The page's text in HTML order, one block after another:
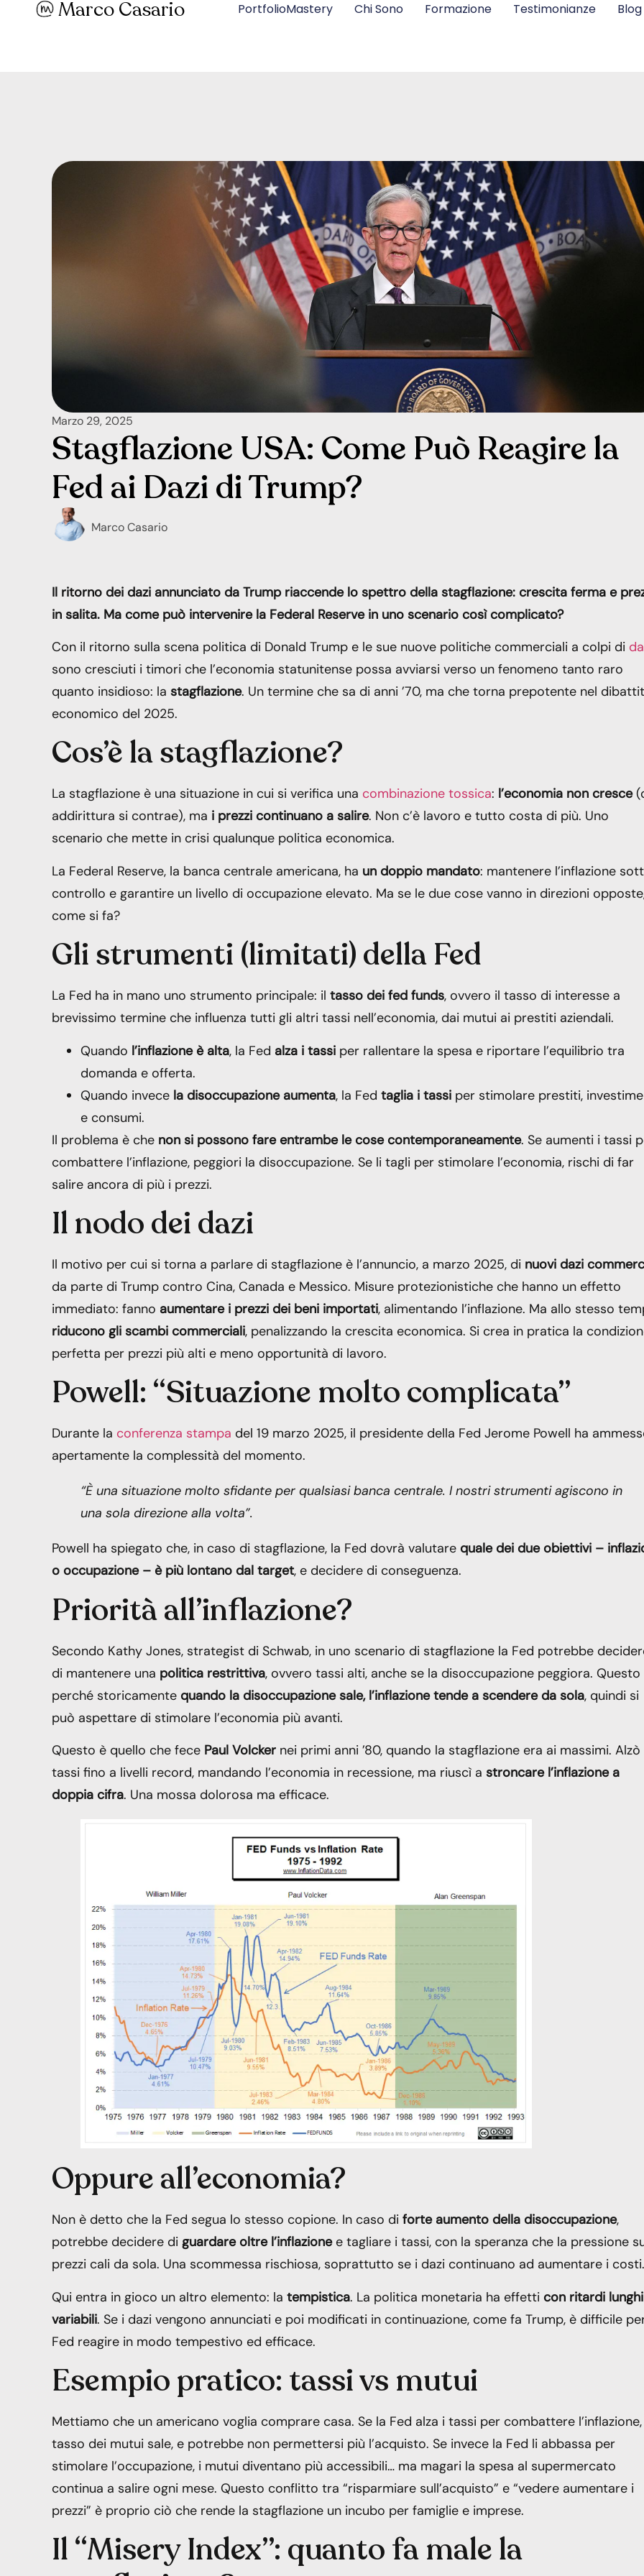
Marco Casario PortfolioMastery Chi Sono Formazione Testimonianze Blog
Marzo 29, 2025
Stagflazione USA: Come Può Reagire la
Fed ai Dazi di Trump?
Marco Casario
Il ritorno dei dazi annunciato da Trump riaccende lo spettro della stagflazione: crescita ferma e
in salita. Ma come può intervenire la Federal Reserve in uno scenario così complicato?
Con il ritorno sulla scena politica di Donald Trump e le sue nuove politiche commerciali a colpi di
sono cresciuti i timori che l’economia statunitense possa avviarsi verso un fenomeno tanto raro
quanto insidioso: la stagflazione. Un termine che sa di anni ’70, ma che torna prepotente nel
economico del 2025.
Cos’è la stagflazione?
La stagflazione è una situazione in cui si verifica una combinazione tossica: l’economia non cresce
addirittura si contrae), ma i prezzi continuano a salire. Non c’è lavoro e tutto costa di più. Uno
scenario che mette in crisi qualunque politica economica.
La Federal Reserve, la banca centrale americana, ha un doppio mandato: mantenere l’inflazione
controllo e garantire un livello di occupazione elevato. Ma se le due cose vanno in direzioni
come si fa?
Gli strumenti (limitati) della Fed
La Fed ha in mano uno strumento principale: il tasso dei fed funds, ovvero il tasso di interesse a
brevissimo termine che influenza tutti gli altri tassi nell’economia, dai mutui ai prestiti aziendali.
Quando l’inflazione è alta, la Fed alza i tassi per rallentare la spesa e riportare l’equilibrio tra
domanda e offerta.
Quando invece la disoccupazione aumenta, la Fed taglia i tassi per stimolare prestiti,
e consumi.
Il problema è che non si possono fare entrambe le cose contemporaneamente. Se aumenti i tassi
combattere l’inflazione, peggiori la disoccupazione. Se li tagli per stimolare l’economia, rischi di far
salire ancora di più i prezzi.
Il nodo dei dazi
Il motivo per cui si torna a parlare di stagflazione è l’annuncio, a marzo 2025, di nuovi dazi
da parte di Trump contro Cina, Canada e Messico. Misure protezionistiche che hanno un effetto
immediato: fanno aumentare i prezzi dei beni importati, alimentando l’inflazione. Ma allo stesso
riducono gli scambi commerciali, penalizzando la crescita economica. Si crea in pratica la
perfetta per prezzi più alti e meno opportunità di lavoro.
Powell: “Situazione molto complicata”
Durante la conferenza stampa del 19 marzo 2025, il presidente della Fed Jerome Powell ha
apertamente la complessità del momento.
“È una situazione molto sfidante per qualsiasi banca centrale. I nostri strumenti agiscono in
una sola direzione alla volta”.
Powell ha spiegato che, in caso di stagflazione, la Fed dovrà valutare quale dei due obiettivi –
o occupazione – è più lontano dal target, e decidere di conseguenza.
Priorità all’inflazione?
Secondo Kathy Jones, strategist di Schwab, in uno scenario di stagflazione la Fed potrebbe
di mantenere una politica restrittiva, ovvero tassi alti, anche se la disoccupazione peggiora. Questo
perché storicamente quando la disoccupazione sale, l’inflazione tende a scendere da sola, quindi si
può aspettare di stimolare l’economia più avanti.
Questo è quello che fece Paul Volcker nei primi anni ’80, quando la stagflazione era ai massimi. Alzò
tassi fino a livelli record, mandando l’economia in recessione, ma riuscì a stroncare l’inflazione a
doppia cifra. Una mossa dolorosa ma efficace.
Oppure all’economia?
Non è detto che la Fed segua lo stesso copione. In caso di forte aumento della disoccupazione,
potrebbe decidere di guardare oltre l’inflazionee tagliare i tassi, con la speranza che la pressione
prezzi cali da sola. Una scommessa rischiosa, soprattutto se i dazi continuano ad aumentare i costi.
Qui entra in gioco un altro elemento: la tempistica. La politica monetaria ha effetti con ritardi
variabili. Se i dazi vengono annunciati e poi modificati in continuazione, come fa Trump, è difficile
Fed reagire in modo tempestivo ed efficace.
Esempio pratico: tassi vs mutui
Mettiamo che un americano voglia comprare casa. Se la Fed alza i tassi per combattere
tasso dei mutui sale, e potrebbe non permettersi più l’acquisto. Se invece la Fed li abbassa per
stimolare l’occupazione, i mutui diventano più accessibili… ma magari la spesa al supermercato
continua a salire ogni mese. Questo conflitto tra “risparmiare sull’acquisto” e “vedere aumentare i
prezzi” è proprio ciò che rende la stagflazione un incubo per famiglie e imprese.
Il “Misery Index”: quanto fa male la